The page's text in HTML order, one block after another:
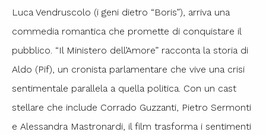
Luca Vendruscolo (i geni dietro “Boris”), arriva una
commedia romantica che promette di conquistare il
pubblico. “Il Ministero dell’Amore” racconta la storia di
Aldo (Pif), un cronista parlamentare che vive una crisi
sentimentale parallela a quella politica. Con un cast
stellare che include Corrado Guzzanti, Pietro Sermonti
e Alessandra Mastronardi, il film trasforma i sentimenti